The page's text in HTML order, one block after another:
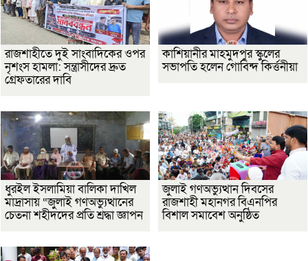
রাজশাহীতে দুই সাংবাদিকের ওপর
নৃশংস হামলা: সন্ত্রাসীদের দ্রুত
গ্রেফতারের দাবি
কাশিয়ানীর মাহমুদপুর স্কুলের
সভাপতি হলেন গোবিন্দ কির্ত্তনীয়া
ধুরইল ইসলামিয়া বালিকা দাখিল
মাদ্রাসায় “জুলাই গণঅভ্যুত্থানের
চেতনা শহীদদের প্রতি শ্রদ্ধা জ্ঞাপন
জুলাই গণঅভ্যুত্থান দিবসের
রাজশাহী মহানগর বিএনপির
বিশাল সমাবেশ অনুষ্ঠিত